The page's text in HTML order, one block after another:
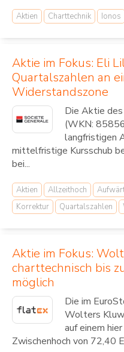
Aktien Charttechnik Ionos
Aktie im Fokus: Eli
Quartalszahlen an
Widerstandszone
Die Aktie
(WKN:
langfristigen
mittelfristige Kursschub
bei...
Aktien Allzeithoch
Korrektur
Quartalszahlen
Aktie im Fokus:
charttechnisch bis
möglich
Die im
Wolters
auf einem
Zwischenhoch von 72,40